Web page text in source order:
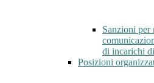
Sanzioni per
di incarichi
Posizioni